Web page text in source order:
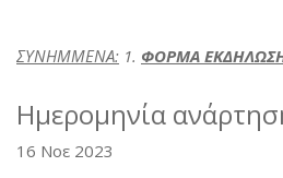
ΣΥΝΗΜΜΕΝΑ: 1. ΦΟΡΜΑ
Ημερομηνία
16 Νοε 2023